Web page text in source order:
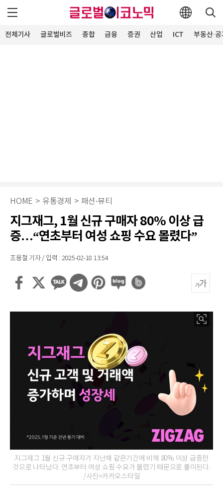
전체기사 글로벌비즈 종합 금융 증권 산업 ICT 부동산·
HOME > 유통경제 > 패션∙뷰티
지그재그, 1월 신규 구매자 80% 이상 급
증…“연초부터 여성 쇼핑 수요 몰렸다”
조용철 기자 / 입력 : 2025-02-18 13:54
지그재그 1월 신규 구매자가 지난해 같은기간에 비해 80% 이상 급증한
것으로 나타났다. 연초부터 여성 쇼핑 수요가 몰렸기 때문으로 풀이된다.
/사진=카카오스타일